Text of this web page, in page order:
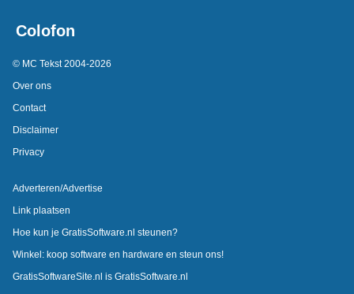
Colofon
© MC Tekst 2004-2026
Over ons
Contact
Disclaimer
Privacy
Adverteren/Advertise
Link plaatsen
Hoe kun je GratisSoftware.nl steunen?
Winkel: koop software en hardware en steun ons!
GratisSoftwareSite.nl is GratisSoftware.nl